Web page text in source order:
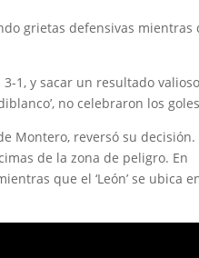
grietas defensivas mientras
1, y sacar un resultado
no celebraron los
Montero, reversó su decisión.
de la zona de peligro. En
que el ‘León’ se ubica